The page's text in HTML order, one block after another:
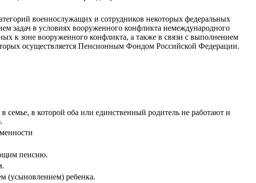
военнослужащих и сотрудников некоторых федеральных
задач в условиях вооруженного конфликта немеждународного
к зоне вооруженного конфликта, а также в связи с выполнением
осуществляется Пенсионным Фондом Российской Федерации.
в которой оба или единственный родитель не работают и
пенсию.
(усыновлением) ребенка.